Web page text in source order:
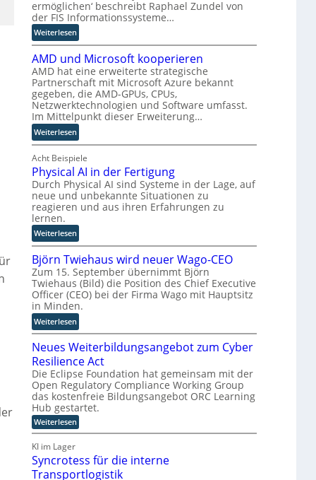
m
s
e
n
R
o
u
t
e
r
-
H
e
r
s
t
e
l
l
e
r
n
u
n
d
w
e
l
c
h
e
R
o
l
l
e
e
i
n
M
E
S
d
a
b
e
i
s
p
i
e
l
ermöglichen‘ beschreibt Raphael Zundel von
der FIS Informationssysteme…
Weiterlesen:
I
n
d
u
s
t
r
i
a
l
A
I
i
n
S
A
P
:
W
i
e
s
a
u
b
e
r
e
D
a
t
K
I
AMD und Microsoft kooperieren
AMD hat eine erweiterte strategische
Partnerschaft mit Microsoft Azure bekannt
gegeben, die AMD-GPUs, CPUs,
Netzwerktechnologien und Software umfasst.
Im Mittelpunkt dieser Erweiterung…
Weiterlesen:
A
M
D
u
n
d
i
c
r
o
s
o
f
t
k
o
o
p
e
r
i
e
r
n
Acht Beispiele
Physical AI in der Fertigung
Durch Physical AI sind Systeme in der Lage, auf
neue und unbekannte Situationen zu
reagieren und aus ihren Erfahrungen zu
lernen.
Weiterlesen:
P
h
y
s
i
c
a
l
A
I
i
n
d
e
r
F
r
t
Björn Twiehaus wird neuer Wago-CEO
Zum 15. September übernimmt Björn
Twiehaus (Bild) die Position des Chief Executive
Officer (CEO) bei der Firma Wago mit Hauptsitz
in Minden.
Weiterlesen:
B
j
ö
r
n
T
w
i
e
a
u
Neues Weiterbildungsangebot zum Cyber
Resilience Act
Die Eclipse Foundation hat gemeinsam mit der
Open Regulatory Compliance Working Group
das kostenfreie Bildungsangebot ORC Learning
Hub gestartet.
Weiterlesen:
N
e
s
KI im Lager
Syncrotess für die interne
Transportlogistik